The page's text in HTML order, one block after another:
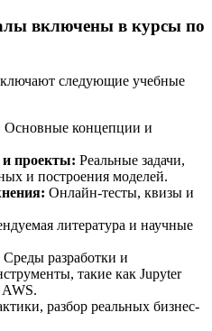
включены в курсы по
следующие учебные
Основные концепции и
и проекты: Реальные задачи,
и построения моделей.
Онлайн-тесты, квизы и
литература и научные
Среды разработки и
такие как Jupyter
разбор реальных бизнес-